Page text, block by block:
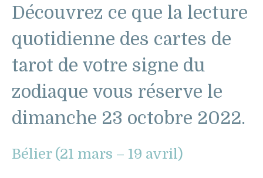
Découvrez ce que la lecture
quotidienne des cartes de
tarot de votre signe du
zodiaque vous réserve le
dimanche 23 octobre 2022.
Bélier (21 mars – 19 avril)